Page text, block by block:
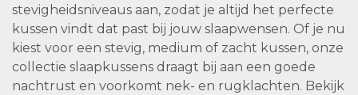
stevigheidsniveaus aan, zodat je altijd het perfecte
kussen vindt dat past bij jouw slaapwensen. Of je nu
kiest voor een stevig, medium of zacht kussen, onze
collectie slaapkussens draagt bij aan een goede
nachtrust en voorkomt nek- en rugklachten. Bekijk